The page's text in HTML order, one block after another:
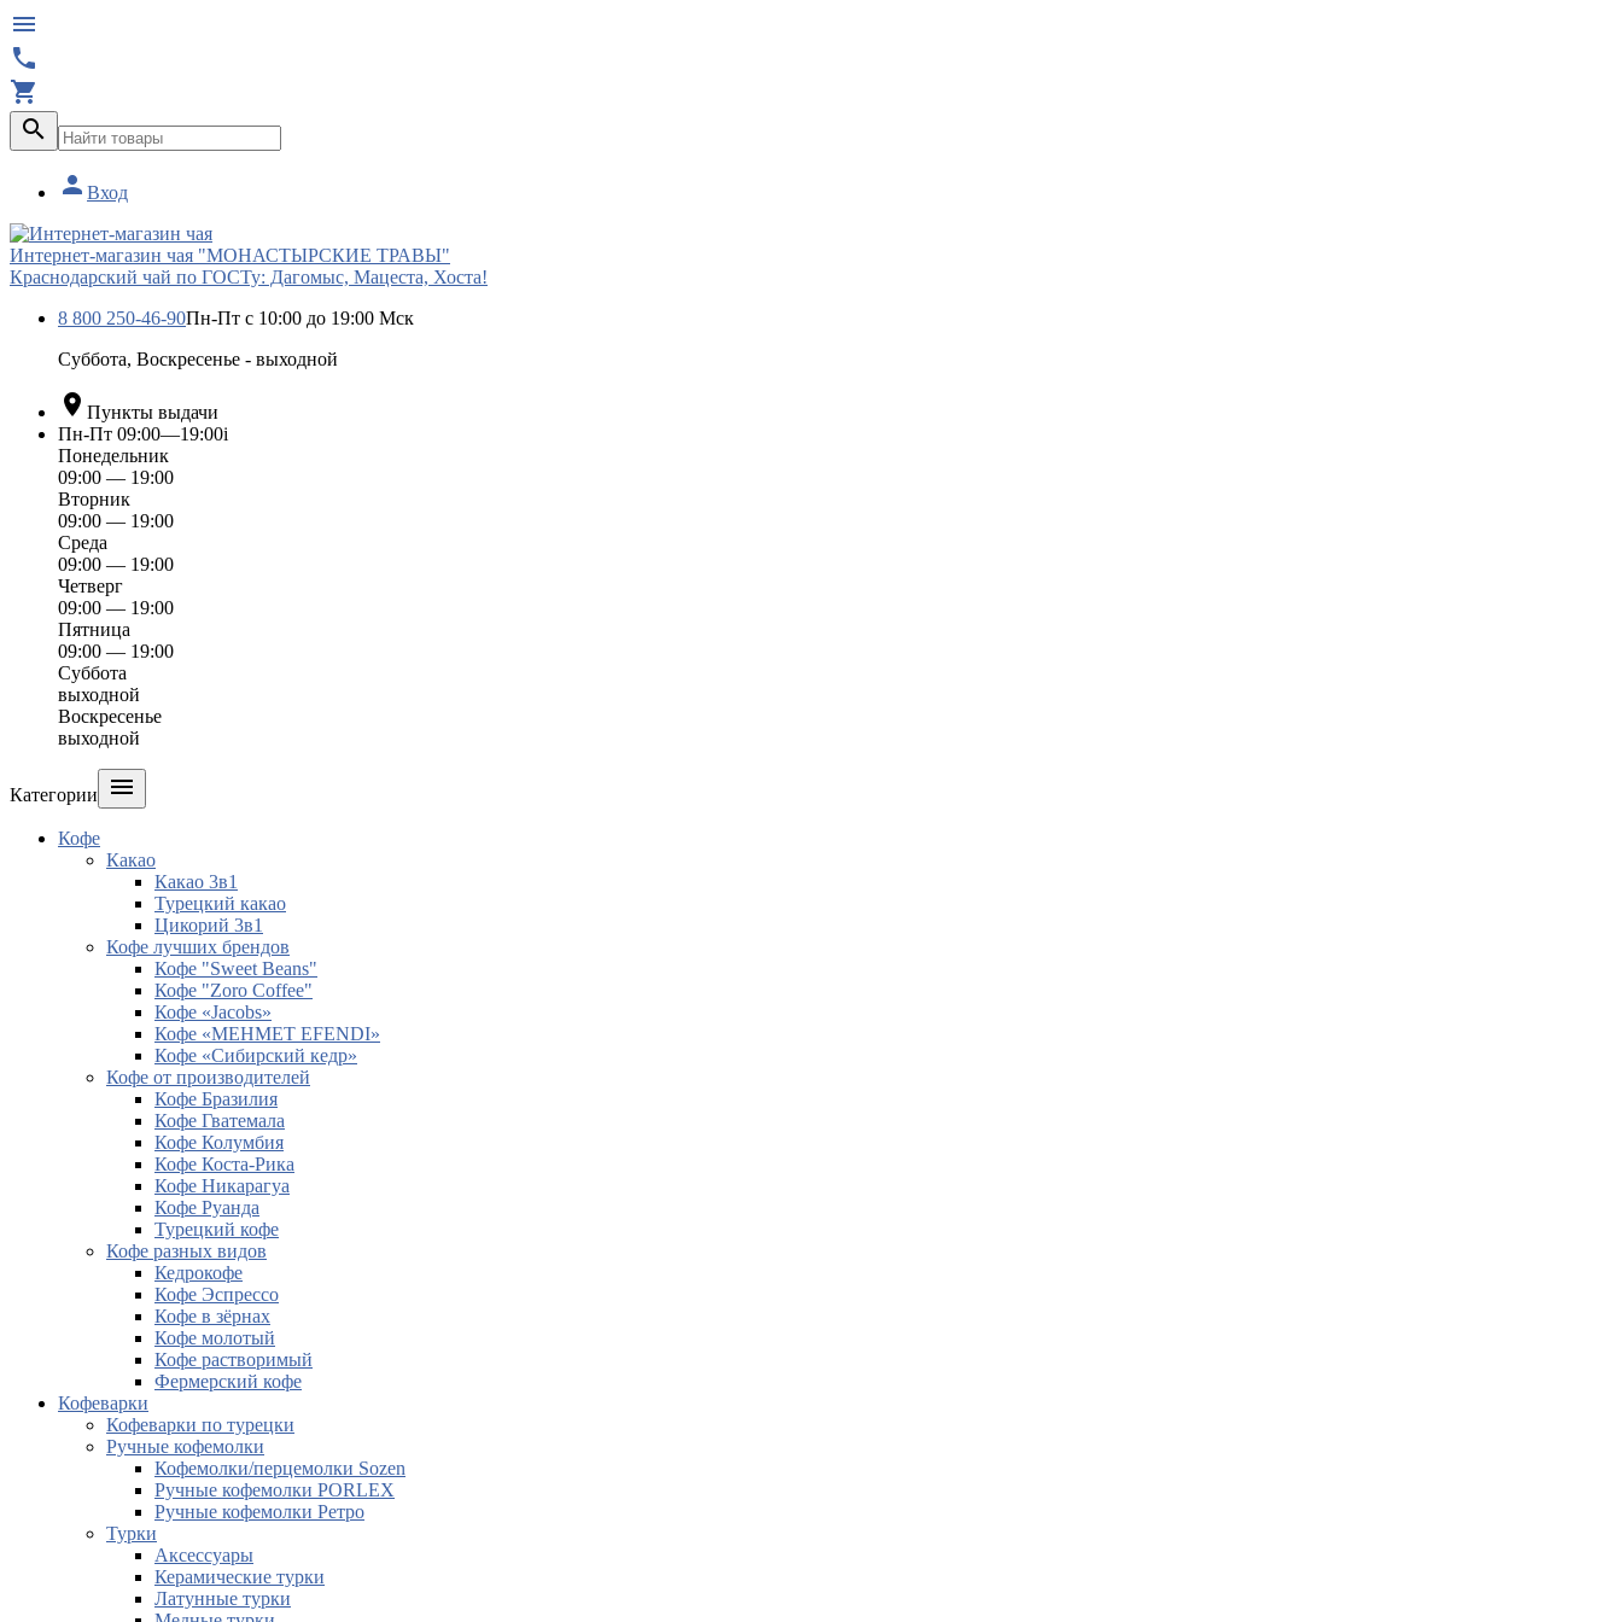




 Вход
Интернет-магазин чая "МОНАСТЫРСКИЕ ТРАВЫ"
Краснодарский чай по ГОСТу: Дагомыс, Мацеста, Хоста!
8 800 250-46-90Пн-Пт с 10:00 до 19:00 Мск
Суббота, Воскресенье - выходной
 Пункты выдачи
Пн-Пт 09:00—19:00i
Понедельник
09:00 — 19:00
Вторник
09:00 — 19:00
Среда
09:00 — 19:00
Четверг
09:00 — 19:00
Пятница
09:00 — 19:00
Суббота
выходной
Воскресенье
выходной
Категории 
Кофе
Какао
Какао 3в1
Турецкий какао
Цикорий 3в1
Кофе лучших брендов
Кофе "Sweet Beans"
Кофе "Zoro Coffee"
Кофе «Jacobs»
Кофе «MEHMET EFENDI»
Кофе «Сибирский кедр»
Кофе от производителей
Кофе Бразилия
Кофе Гватемала
Кофе Колумбия
Кофе Коста-Рика
Кофе Никарагуа
Кофе Руанда
Турецкий кофе
Кофе разных видов
Кедрокофе
Кофе Эспрессо
Кофе в зёрнах
Кофе молотый
Кофе растворимый
Фермерский кофе
Кофеварки
Кофеварки по турецки
Ручные кофемолки
Кофемолки/перцемолки Sozen
Ручные кофемолки PORLEX
Ручные кофемолки Ретро
Турки
Аксессуары
Керамические турки
Латунные турки